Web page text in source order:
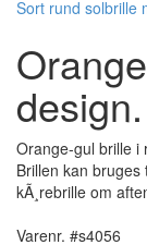
Sort rund solbrille
Orange-gul brille i
Brillen kan
kÃ¸rebrille om
Varenr. #s4056